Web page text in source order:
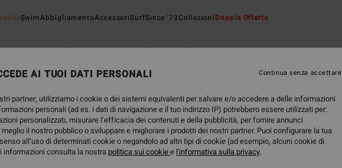
SwimAbbigliamentoAccessoriSurfSince '73CollezioniDoppia Offerta
Vedi tutto Donna Vedi tutto Bambina
AI TUOI DATI PERSONALI
partner, utilizziamo i cookie o dei sistemi equivalenti per salvare e/o accedere a delle informazioni
personali (ad es. i dati di navigazione e il tuo indirizzo IP) potrebbero essere utilizzati per:
personalizzati, misurare l’efficacia dei contenuti e della pubblicità, per fornire annunci
il nostro pubblico o sviluppare e migliorare i prodotti dei nostri partner. Puoi configurare la tua
all’uso di determinati cookie o negandolo ad altri tipi di cookie (ad esempio, alcuni cookie di
informazioni consulta la nostra politica sui cookiee l'informativa sulla privacy.
Continua senza accettare